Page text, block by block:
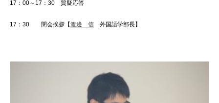
17：00～17：30 質疑応答
17：30 閉会挨拶【渡邊 信 外国語学部長】